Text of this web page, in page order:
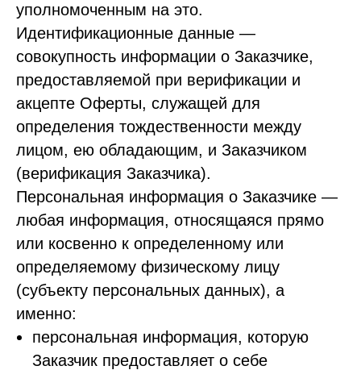
уполномоченным на это.
Идентификационные данные —
совокупность информации о Заказчике,
предоставляемой при верификации и
акцепте Оферты, служащей для
определения тождественности между
лицом, ею обладающим, и Заказчиком
(верификация Заказчика).
Персональная информация о Заказчике —
любая информация, относящаяся прямо
или косвенно к определенному или
определяемому физическому лицу
(субъекту персональных данных), а
именно:
персональная информация, которую
Заказчик предоставляет о себе